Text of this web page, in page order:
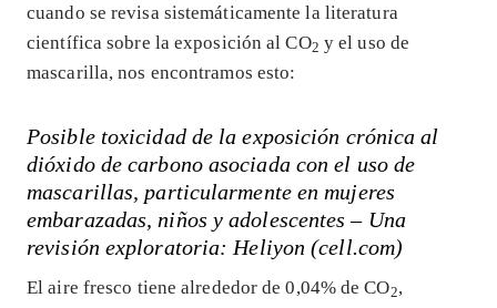
cuando se revisa sistemáticamente la literatura
científica sobre la exposición al CO2 y el uso de
mascarilla, nos encontramos esto:
Posible toxicidad de la exposición crónica al
dióxido de carbono asociada con el uso de
mascarillas, particularmente en mujeres
embarazadas, niños y adolescentes – Una
revisión exploratoria: Heliyon (cell.com)
El aire fresco tiene alrededor de 0,04% de CO2,